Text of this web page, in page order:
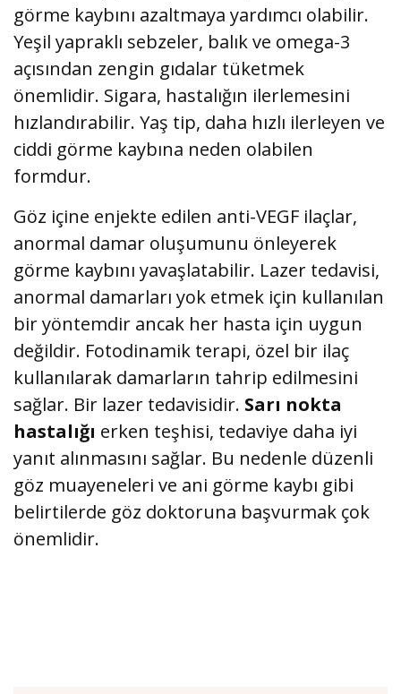
görme kaybını azaltmaya yardımcı olabilir.
Yeşil yapraklı sebzeler, balık ve omega-3
açısından zengin gıdalar tüketmek
önemlidir. Sigara, hastalığın ilerlemesini
hızlandırabilir. Yaş tip, daha hızlı ilerleyen ve
ciddi görme kaybına neden olabilen
formdur.
Göz içine enjekte edilen anti-VEGF ilaçlar,
anormal damar oluşumunu önleyerek
görme kaybını yavaşlatabilir. Lazer tedavisi,
anormal damarları yok etmek için kullanılan
bir yöntemdir ancak her hasta için uygun
değildir. Fotodinamik terapi, özel bir ilaç
kullanılarak damarların tahrip edilmesini
sağlar. Bir lazer tedavisidir. Sarı nokta
hastalığı erken teşhisi, tedaviye daha iyi
yanıt alınmasını sağlar. Bu nedenle düzenli
göz muayeneleri ve ani görme kaybı gibi
belirtilerde göz doktoruna başvurmak çok
önemlidir.